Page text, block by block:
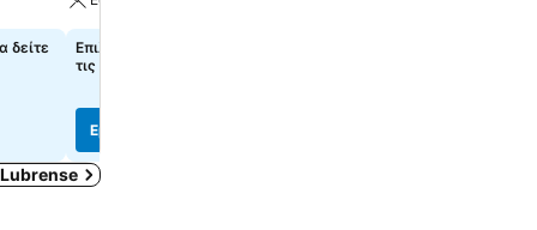
δείτε
Επιλέξτε ημερομηνίες, για να δείτε
τις ακριβείς τιμές
Εμφάνιση τιμών